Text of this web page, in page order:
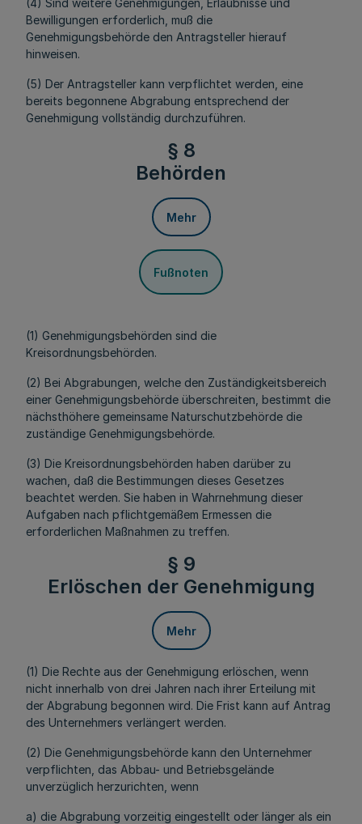
(4) Sind weitere Genehmigungen, Erlaubnisse und
Bewilligungen erforderlich, muß die
Genehmigungsbehörde den Antragsteller hierauf
hinweisen.
(5) Der Antragsteller kann verpflichtet werden, eine
bereits begonnene Abgrabung entsprechend der
Genehmigung vollständig durchzuführen.
§ 8
Behörden
Mehr
Fußnoten
(1) Genehmigungsbehörden sind die
Kreisordnungsbehörden.
(2) Bei Abgrabungen, welche den Zuständigkeitsbereich
einer Genehmigungsbehörde überschreiten, bestimmt die
nächsthöhere gemeinsame Naturschutzbehörde die
zuständige Genehmigungsbehörde.
(3) Die Kreisordnungsbehörden haben darüber zu
wachen, daß die Bestimmungen dieses Gesetzes
beachtet werden. Sie haben in Wahrnehmung dieser
Aufgaben nach pflichtgemäßem Ermessen die
erforderlichen Maßnahmen zu treffen.
§ 9
Erlöschen der Genehmigung
Mehr
(1) Die Rechte aus der Genehmigung erlöschen, wenn
nicht innerhalb von drei Jahren nach ihrer Erteilung mit
der Abgrabung begonnen wird. Die Frist kann auf Antrag
des Unternehmers verlängert werden.
(2) Die Genehmigungsbehörde kann den Unternehmer
verpflichten, das Abbau- und Betriebsgelände
unverzüglich herzurichten, wenn
a) die Abgrabung vorzeitig eingestellt oder länger als ein